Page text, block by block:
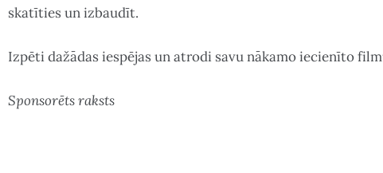
skatīties un izbaudīt.
Izpēti dažādas iespējas un atrodi savu nākamo iecienīto
Sponsorēts raksts